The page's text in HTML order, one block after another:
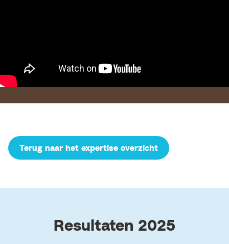
Terug naar het expertise overzicht
Resultaten 2025